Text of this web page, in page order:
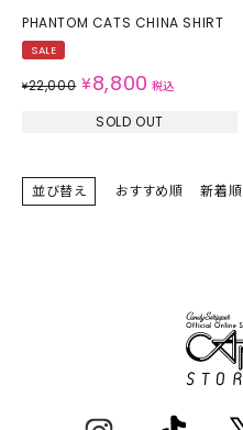
PHANTOM CATS CHINA SHIRT
SALE
¥22,000 ¥8,800 税込
SOLD OUT
並び替え おすすめ順 新着順